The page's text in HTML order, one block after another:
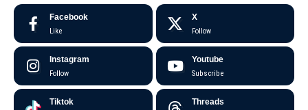
Facebook
Like
X
Follow
Instagram
Follow
Youtube
Subscribe
Tiktok Threads